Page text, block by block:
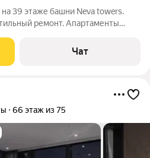
39 этаже башни Neva towers.
ремонт. Апартаменты
холл. Апартамент полностью
Чат
66 этаж из 75